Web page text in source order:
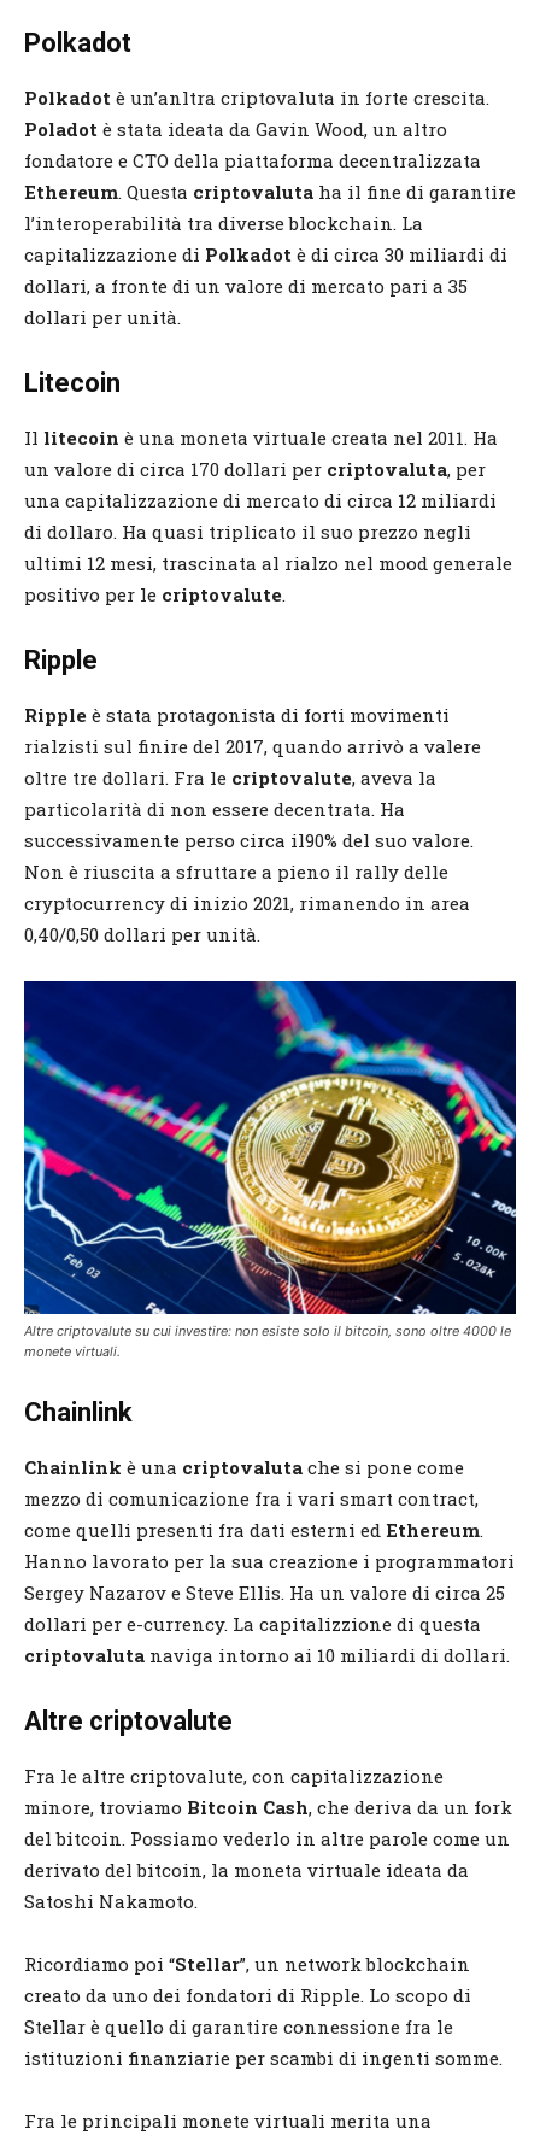
Polkadot
Polkadot è un’anltra criptovaluta in forte crescita.
Poladot è stata ideata da Gavin Wood, un altro
fondatore e CTO della piattaforma decentralizzata
Ethereum. Questa criptovaluta ha il fine di garantire
l’interoperabilità tra diverse blockchain. La
capitalizzazione di Polkadot è di circa 30 miliardi di
dollari, a fronte di un valore di mercato pari a 35
dollari per unità.
Litecoin
Il litecoin è una moneta virtuale creata nel 2011. Ha
un valore di circa 170 dollari per criptovaluta, per
una capitalizzazione di mercato di circa 12 miliardi
di dollaro. Ha quasi triplicato il suo prezzo negli
ultimi 12 mesi, trascinata al rialzo nel mood generale
positivo per le criptovalute.
Ripple
Ripple è stata protagonista di forti movimenti
rialzisti sul finire del 2017, quando arrivò a valere
oltre tre dollari. Fra le criptovalute, aveva la
particolarità di non essere decentrata. Ha
successivamente perso circa il90% del suo valore.
Non è riuscita a sfruttare a pieno il rally delle
cryptocurrency di inizio 2021, rimanendo in area
0,40/0,50 dollari per unità.
Altre criptovalute su cui investire: non esiste solo il bitcoin, sono oltre 4000 le
monete virtuali.
Chainlink
Chainlink è una criptovaluta che si pone come
mezzo di comunicazione fra i vari smart contract,
come quelli presenti fra dati esterni ed Ethereum.
Hanno lavorato per la sua creazione i programmatori
Sergey Nazarov e Steve Ellis. Ha un valore di circa 25
dollari per e-currency. La capitalizzione di questa
criptovaluta naviga intorno ai 10 miliardi di dollari.
Altre criptovalute
Fra le altre criptovalute, con capitalizzazione
minore, troviamo Bitcoin Cash, che deriva da un fork
del bitcoin. Possiamo vederlo in altre parole come un
derivato del bitcoin, la moneta virtuale ideata da
Satoshi Nakamoto.
Ricordiamo poi “Stellar”, un network blockchain
creato da uno dei fondatori di Ripple. Lo scopo di
Stellar è quello di garantire connessione fra le
istituzioni finanziarie per scambi di ingenti somme.
Fra le principali monete virtuali merita una